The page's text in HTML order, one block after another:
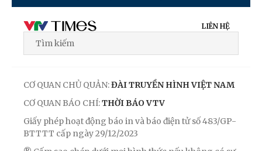
LIÊN HỆ
CƠ QUAN CHỦ QUẢN:ĐÀI TRUYỀN HÌNH VIỆT NAM
CƠ QUAN BÁO CHÍ:THỜI BÁO VTV
Giấy phép hoạt động báo in và báo điện tử số 483/GP-
BTTTT cấp ngày 29/12/2023